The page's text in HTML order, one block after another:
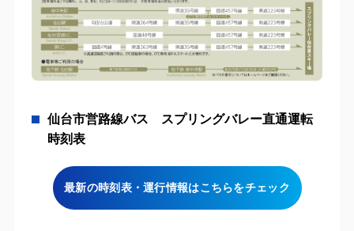
仙台市営路線バス スプリングバレー直通運転
時刻表
最新の時刻表・運行情報はこちらをチェック